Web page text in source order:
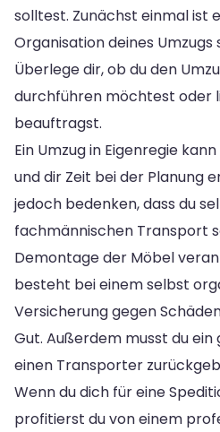
solltest. Zunächst einmal ist
Organisation deines
Überlege dir, ob du den
durchführen möchtest oder
beauftragst.
Ein Umzug in Eigenregie
und dir Zeit bei der Planung
jedoch bedenken, dass du
fachmännischen Transport
Demontage der Möbel
besteht bei einem selbst
Versicherung gegen
Gut. Außerdem musst du
einen Transporter
Wenn du dich für eine
profitierst du von einem